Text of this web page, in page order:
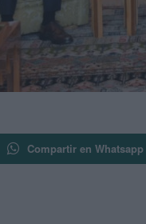
Compartir en Whatsapp